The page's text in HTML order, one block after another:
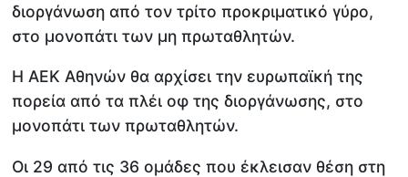
διοργάνωση από τον τρίτο προκριματικό γύρο,
στο μονοπάτι των μη πρωταθλητών.
Η ΑΕΚ Αθηνών θα αρχίσει την ευρωπαϊκή της
πορεία από τα πλέι οφ της διοργάνωσης, στο
μονοπάτι των πρωταθλητών.
Οι 29 από τις 36 ομάδες που έκλεισαν θέση στη